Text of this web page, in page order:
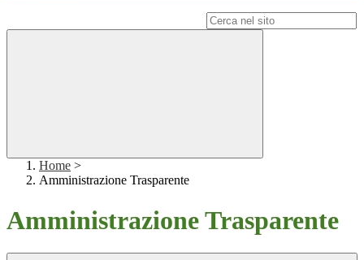
Home >
Amministrazione Trasparente
Amministrazione Trasparente